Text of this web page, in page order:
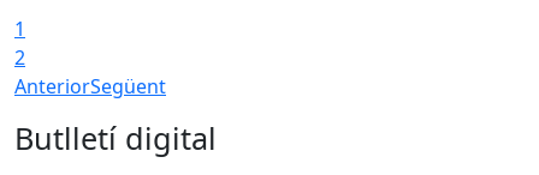
1
2
AnteriorSegüent
Butlletí digital